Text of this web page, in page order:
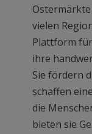
vielen
Plattform
ihre
Sie fördern
schaffen
die
bieten sie